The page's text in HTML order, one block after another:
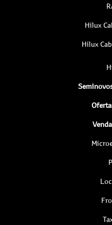
Hilux
Hilux